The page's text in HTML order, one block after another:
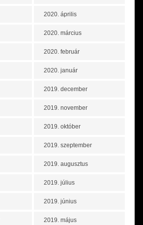
2020. április
2020. március
2020. február
2020. január
2019. december
2019. november
2019. október
2019. szeptember
2019. augusztus
2019. július
2019. június
2019. május